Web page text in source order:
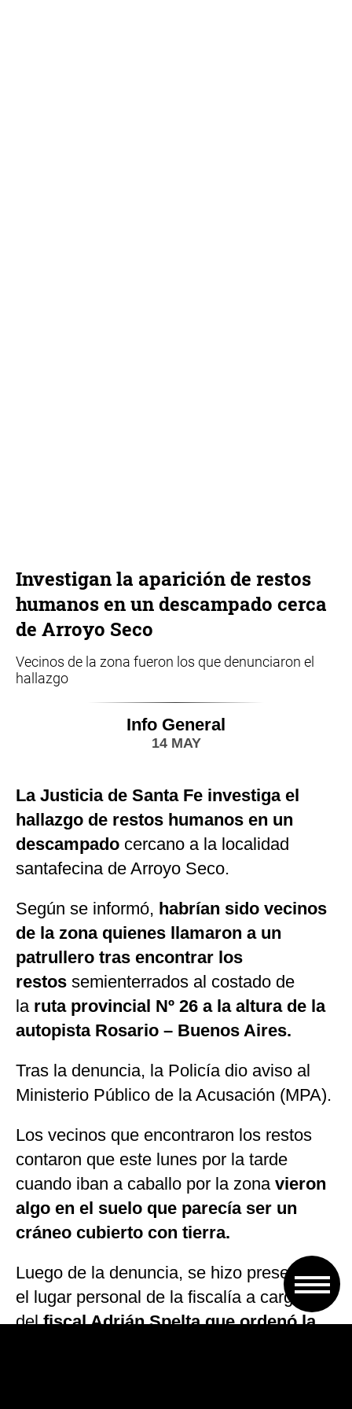
Investigan la aparición de restos
humanos en un descampado cerca
de Arroyo Seco
Vecinos de la zona fueron los que denunciaron el
hallazgo
Info General
14 MAY
La Justicia de Santa Fe investiga el
hallazgo de restos humanos en un
descampado cercano a la localidad
santafecina de Arroyo Seco.
Según se informó, habrían sido vecinos
de la zona quienes llamaron a un
patrullero tras encontrar los
restos semienterrados al costado de
la ruta provincial Nº 26 a la altura de la
autopista Rosario – Buenos Aires.
Tras la denuncia, la Policía dio aviso al
Ministerio Público de la Acusación (MPA).
Los vecinos que encontraron los restos
contaron que este lunes por la tarde
cuando iban a caballo por la zonavieron
algo en el suelo que parecía ser un
cráneo cubierto con tierra.
Luego de la denuncia, se hizo presente en
el lugar personal de la fiscalía a cargo
delfiscal Adrián Spelta que ordenó la